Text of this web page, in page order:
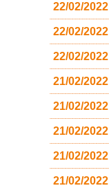
22/02/2022
22/02/2022
22/02/2022
21/02/2022
21/02/2022
21/02/2022
21/02/2022
21/02/2022